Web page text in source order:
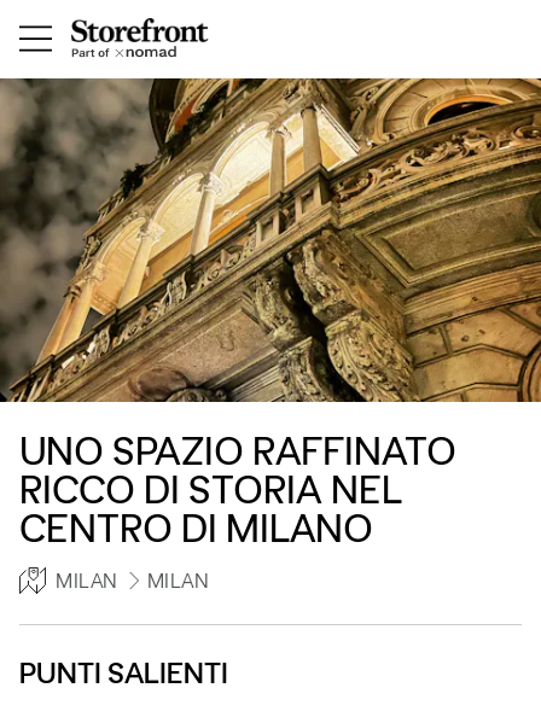
UNO SPAZIO RAFFINATO
RICCO DI STORIA NEL
CENTRO DI MILANO
MILAN MILAN
PUNTI SALIENTI